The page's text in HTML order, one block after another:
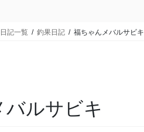
記一覧 釣果日記 福ちゃんメバルサビキ
ルサビキ